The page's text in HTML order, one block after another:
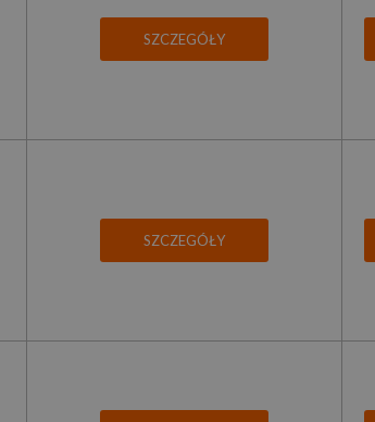
SZCZEGÓŁY
SZCZEGÓŁY